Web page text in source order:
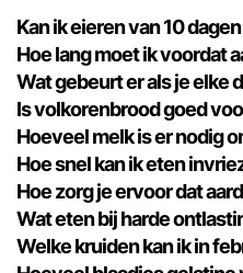
Kan ik eieren van 10
Hoe lang moet ik voordat
Wat gebeurt er als je elke
Is volkorenbrood goed
Hoeveel melk is er nodig
Hoe snel kan ik eten
Hoe zorg je ervoor dat
Wat eten bij harde
Welke kruiden kan ik in